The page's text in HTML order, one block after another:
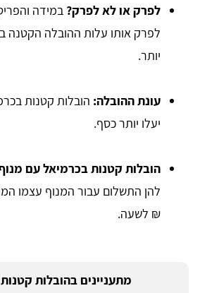
לפרק או לא לפרק? במידה
לפרק אותו עלות ההובלה הקטנה
יותר.
עונת ההובלה: הובלות קטנות
יעלו יותר כסף.
הובלות קטנות בכרמיאל עם
₪ לשעה.
מתעניינים בהובלות